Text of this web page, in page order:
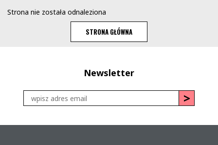
Strona nie została odnaleziona
STRONA GŁÓWNA
Newsletter